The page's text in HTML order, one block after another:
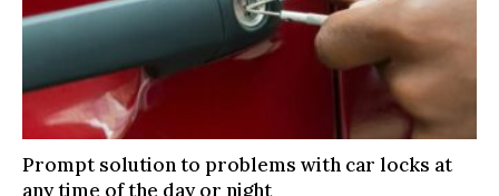
Prompt solution to problems with car locks at
any time of the day or night